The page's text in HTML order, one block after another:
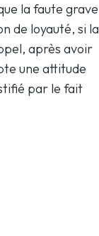
la faute grave
de loyauté, si la
après avoir
une attitude
par le fait